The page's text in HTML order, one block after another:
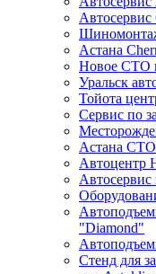
Астана
Новое СТО
Уральск
Тойота
Сервис по
Астана СТО
Автоцентр
"Diamond"
Стенд для